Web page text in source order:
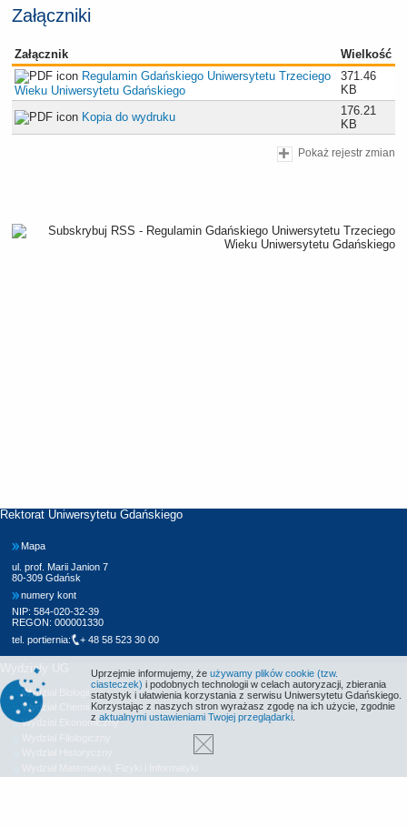
Załączniki
Załącznik
Wielkość
Regulamin Gdańskiego Uniwersytetu Trzeciego
Wieku Uniwersytetu Gdańskiego
371.46
KB
Kopia do wydruku
176.21
KB
Pokaż rejestr zmian
Rektorat Uniwersytetu Gdańskiego
Mapa
ul. prof. Marii Janion 7
80-309 Gdańsk
numery kont
NIP: 584-020-32-39
REGON: 000001330
tel. portiernia:
+ 48 58 523 30 00
Wydziały UG
Wydział Biologii
Wydział Chemii
Wydział Ekonomiczny
Uprzejmie informujemy, że używamy plików cookie (tzw.
ciasteczek) i podobnych technologii w celach autoryzacji, zbierania
statystyk i ułatwienia korzystania z serwisu Uniwersytetu Gdańskiego.
Korzystając z naszych stron wyrażasz zgodę na ich użycie, zgodnie
z aktualnymi ustawieniami Twojej przeglądarki